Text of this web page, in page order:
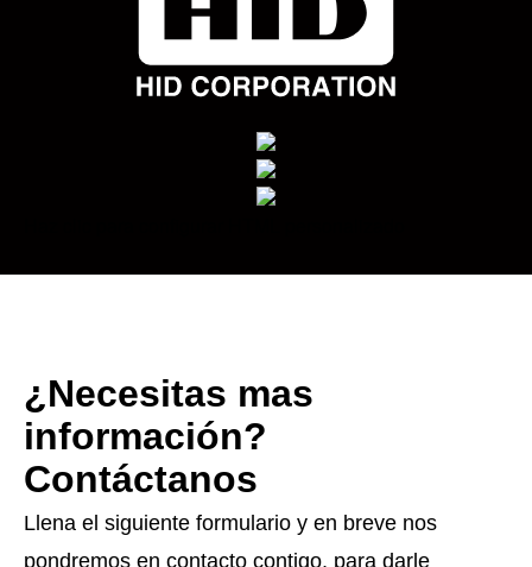
¿Necesitas mas
información?
Contáctanos
Llena el siguiente formulario y en breve nos
pondremos en contacto contigo, para darle